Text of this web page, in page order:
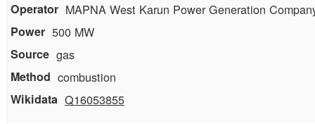
MAPNA West Karun Power Generation
500 MW
gas
combustion
Q16053855